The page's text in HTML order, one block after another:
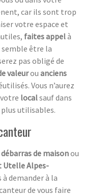
car ils sont trop
votre espace et
faites appelà
semble être la
pas obligé de
valeurou anciens
Vous n’aurez
localsauf dans
utilisables.
débarras de maisonou
Utelle Alpes-
à demander à la
de vous faire